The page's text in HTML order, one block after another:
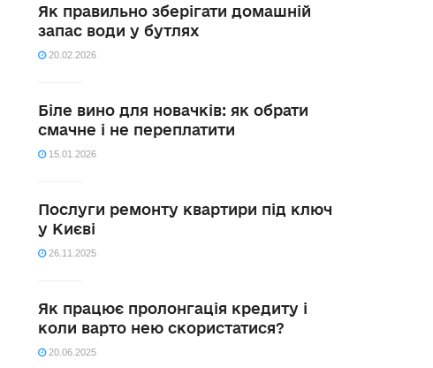
Як правильно зберігати домашній
запас води у бутлях
20.02.2026
Біле вино для новачків: як обрати
смачне і не переплатити
15.01.2026
Послуги ремонту квартири під ключ
у Києві
26.11.2025
Як працює пролонгація кредиту і
коли варто нею скористатися?
20.06.2025